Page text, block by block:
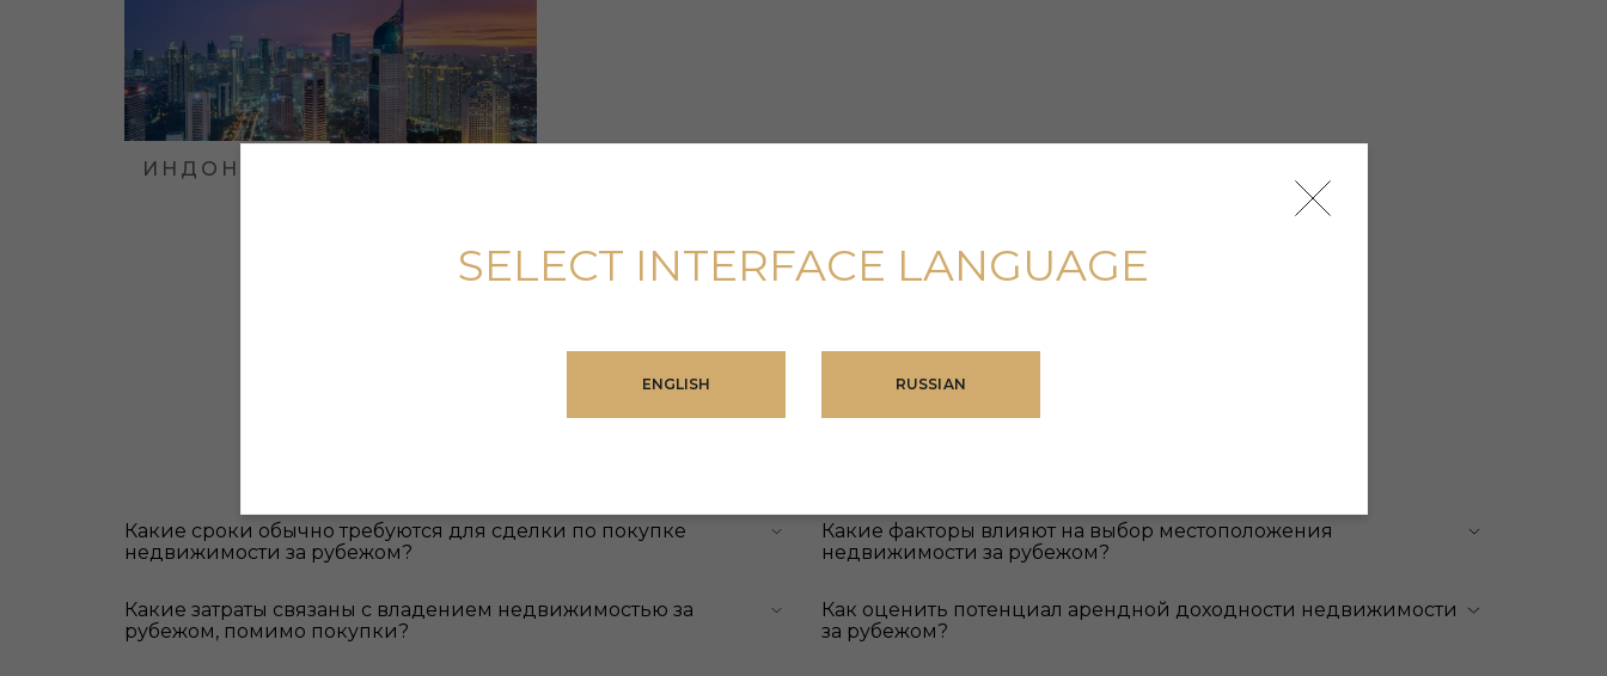
ИНДОНЕЗИЯ
Какие сроки обычно требуются для сделки по покупке
недвижимости за рубежом?
Какие факторы влияют на выбор местоположения
недвижимости за рубежом?
Какие затраты связаны с владением недвижимостью за
рубежом, помимо покупки?
Как оценить потенциал арендной доходности недвижимости
за рубежом?
SELECT INTERFACE LANGUAGE
ENGLISH RUSSIAN